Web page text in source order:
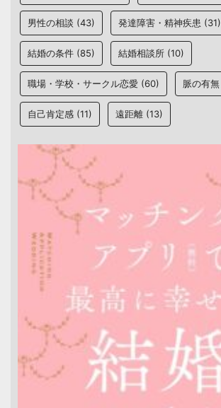
男性の相談 (43) 発達障害・精神疾患 (31)
結婚の条件 (85) 結婚相談所 (10)
職場・学校・サークル恋愛 (60) 脈の有無
自己肯定感 (11) 遠距離 (13)